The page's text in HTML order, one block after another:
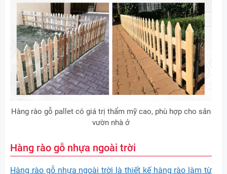
Hàng rào gỗ pallet có giá trị thẩm mỹ cao, phù hợp cho sân
vườn nhà ở
Hàng rào gỗ nhựa ngoài trời
Hàng rào gỗ nhựa ngoài trời là thiết kế hàng rào làm từ